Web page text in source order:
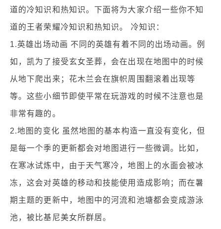
道的冷知识和热知识。下面将为大家介绍一些你不知
道的王者荣耀冷知识和热知识。 冷知识：
1.英雄出场动画 不同的英雄有着不同的出场动画。例
如，凯为了接受玄女圣葬，会在出现在地图中的时候
从地下爬出来；花木兰会在旗帜周围翻滚着出现等
等。这些小细节即使平常在玩游戏的时候不注意也是
非常有趣的。
2.地图的变化 虽然地图的基本构造一直没有变化，但
是每一个季的更新都会对地图进行一些微调。比如，
在寒冰试炼中，由于天气寒冷，地图上的水面会被冰
冻，这会对英雄的移动和技能使用造成影响；而在暑
期主题的更新中，地图中的河流和池塘都会变成游泳
池，被比基尼美女所群居。